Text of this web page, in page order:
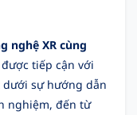
nghệ XR cùng
tiếp cận với
sự hướng dẫn
nghiệm, đến từ